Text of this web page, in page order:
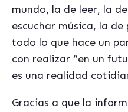
mundo, la de leer, la
escuchar música, la
todo lo que hace un
con realizar “en un
es una realidad
Gracias a que la